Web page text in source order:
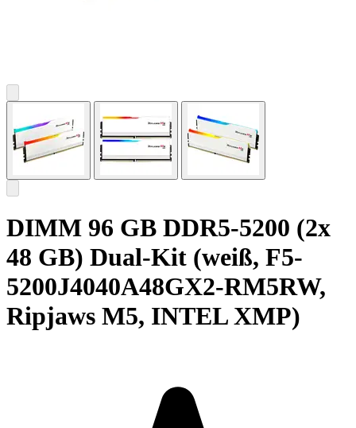
DIMM 96 GB DDR5-5200 (2x
48 GB) Dual-Kit (weiß, F5-
5200J4040A48GX2-RM5RW,
Ripjaws M5, INTEL XMP)